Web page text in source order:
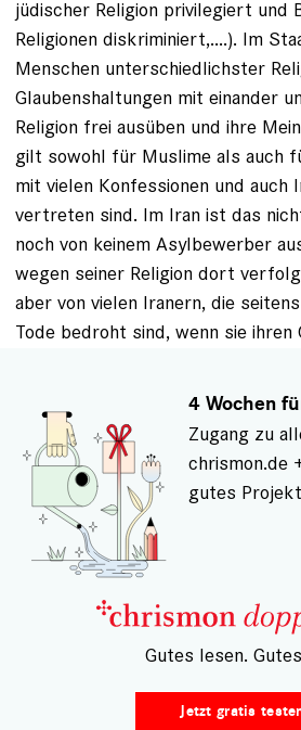
jüdischer Religion privilegiert und
Religionen diskriminiert,....). Im
Menschen unterschiedlichster
Glaubenshaltungen mit einander
Religion frei ausüben und ihre
gilt sowohl für Muslime als auch
mit vielen Konfessionen und auch
vertreten sind. Im Iran ist das
noch von keinem Asylbewerber
wegen seiner Religion dort
aber von vielen Iranern, die
Tode bedroht sind, wenn sie ihren
Eine solche undifferenzierte
nicht akzeptabel und scheint einer
Haltung der Autorin entwachsen
Außerdem leben wir in
Gesellschaft, die eine Religion
z.B. durch die Kirchensteuer
ja wohl nicht behaupten, dass das
bedeutet andere Religionen zu
, UM KOMMENTARE
4 Wochen
Zugang zu
chrismon.de
gutes Projekt
– Gutes lesen.
Jetzt gratis